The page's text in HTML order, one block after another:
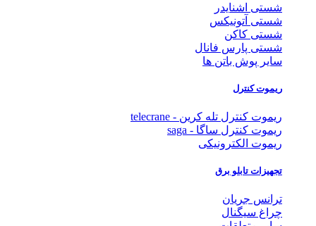
شستی اشنایدر
شستی آتونیکس
شستی کاکن
شستی پارس فانال
سایر پوش باتن ها
ریموت کنترل
ریموت کنترل تله کرین - telecrane
ریموت کنترل ساگا - saga
ریموت الکترونیکی
تجهیزات تابلو برق
ترانس جریان
چراغ سیگنال